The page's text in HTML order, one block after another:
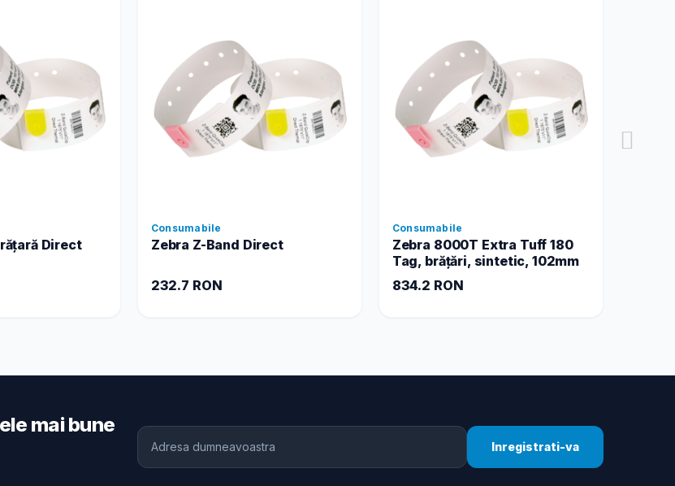
Direct
Consumabile
Zebra Z-Band Direct
232.7 RON
Consumabile
Zebra 8000T Extra Tuff 180
Tag, brățări, sintetic, 102mm
834.2 RON
mai bune
Inregistrati-va